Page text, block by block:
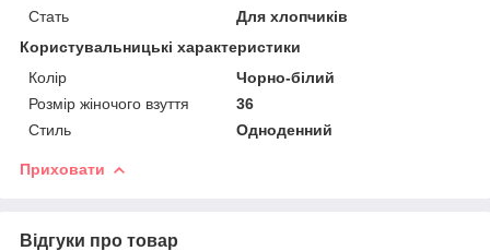
Стать
Для хлопчиків
Користувальницькі характеристики
Колір
Чорно-білий
Розмір жіночого взуття
36
Стиль
Одноденний
Приховати
Відгуки про товар